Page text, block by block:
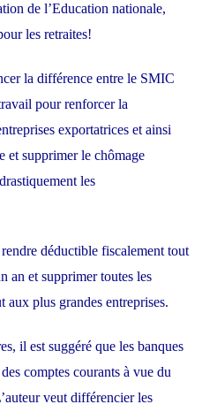
de l’Education nationale,
les retraites!
la différence entre le SMIC
pour renforcer la
exportatrices et ainsi
et supprimer le chômage
les
déductible fiscalement tout
an et supprimer toutes les
aux plus grandes entreprises.
il est suggéré que les banques
comptes courants à vue du
veut différencier les